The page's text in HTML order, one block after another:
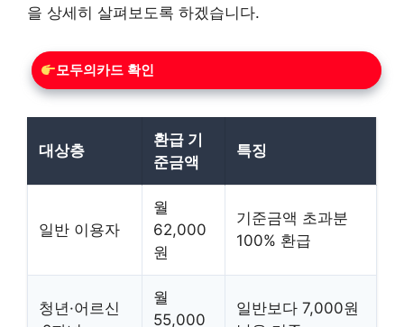
을 상세히 살펴보도록 하겠습니다.
모두의카드 확인
대상층
환급 기
준금액
특징
일반 이용자
월
62,000
원
기준금액 초과분
100% 환급
청년·어르신
월
55,000
일반보다 7,000원